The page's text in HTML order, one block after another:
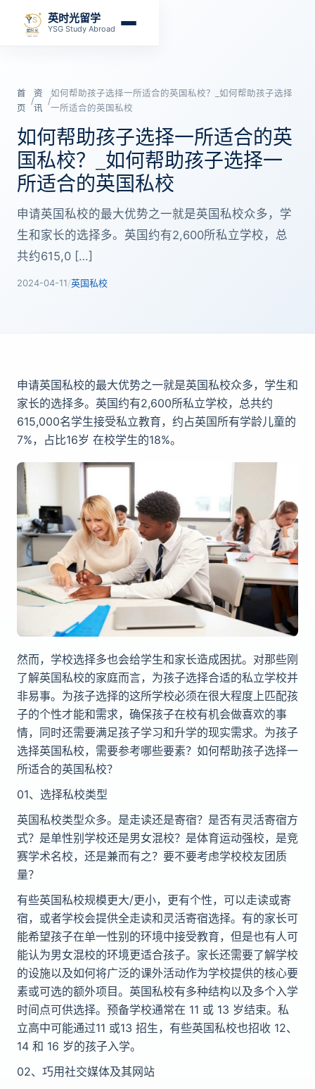
英时光留学
YSG Study Abroad
首
页
/
资
讯
/
如何帮助孩子选择一所适合的英国私校？_如何帮助孩子选择
一所适合的英国私校
如何帮助孩子选择一所适合的英
国私校？_如何帮助孩子选择一
所适合的英国私校
申请英国私校的最大优势之一就是英国私校众多，学
生和家长的选择多。英国约有2,600所私立学校，总
共约615,0 […]
2024-04-11/英国私校
申请英国私校的最大优势之一就是英国私校众多，学生和
家长的选择多。英国约有2,600所私立学校，总共约
615,000名学生接受私立教育， 约占英国所有学龄儿童的
7%，占比16岁 在校学生的18%。
然而，学校选择多也会给学生和家长造成困扰。 对那些刚
了解英国私校的家庭而言， 为孩子选择合适的私立学校并
非易事。 为孩子选择的这所学校必须在很大程度上匹配孩
子的个性才能和需求，确保孩子在校有机会做喜欢的事
情，同时还需要满足孩子学习和升学的现实需求。 为孩子
选择英国私校，需要参考哪些要素？如何帮助孩子选择一
所适合的英国私校？
01、选择私校类型
英国私校类型众多。是走读还是寄宿？是否有灵活寄宿方
式？是单性别 学校还是男女混校？是体育运动强校，是竞
赛学术名校， 还是兼而有之？要不要考虑学校校友团质
量？
有些英国私校规模更大/更小，更有个性，可以走读或寄
宿，或者学校会提供全走读和灵活寄宿选择。有的家长可
能希望孩子在单一性别 的环境中接受教育，但是也有人可
能认为男女混校的环境更适合孩子。家长还需要了解学校
的设施以及如何将广泛的课外活动作为学校提供的核心要
素或可选的额外项目。英国私校有多种结构以及多个入学
时间点可供选择。 预备学校通常在 11 或 13 岁结束。私
立高中可能通过11 或13 招生，有些英国私校也招收 12、
14 和 16 岁的孩子入学。
02、 巧用社交媒体及其网站